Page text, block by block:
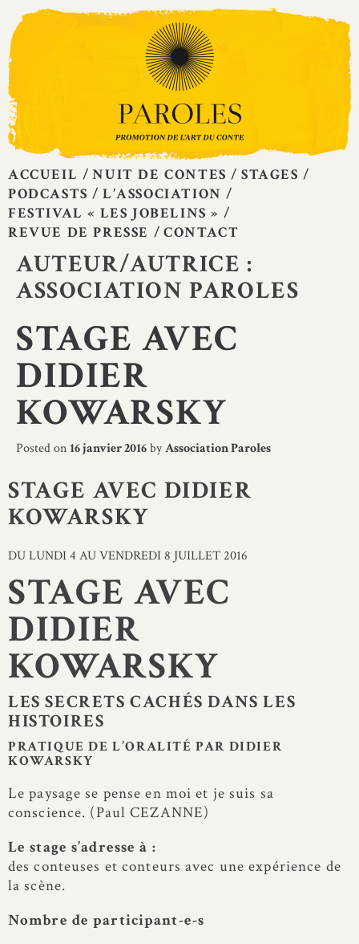
Skip
content
ACCUEIL NUIT DE CONTES
STAGES
PODCASTS
L’ASSOCIATION
FESTIVAL « LES JOBELINS »
REVUE DE PRESSE
CONTACT
AUTEUR/AUTRICE :
ASSOCIATION PAROLES
STAGE AVEC
DIDIER
KOWARSKY
Posted on16 janvier 2016byAssociation Paroles
STAGE AVEC DIDIER
KOWARSKY
DU LUNDI 4 AU VENDREDI 8 JUILLET 2016
STAGE AVEC
DIDIER
KOWARSKY
LES SECRETS CACHÉS DANS LES
HISTOIRES
PRATIQUE DE L’ORALITÉ PAR DIDIER
KOWARSKY
Le paysage se pense en moi et je suis sa
conscience. (Paul CEZANNE)
Le stage s’adresse à :
des conteuses et conteurs avec une expérience de
la scène.
Nombre de participant-e-s